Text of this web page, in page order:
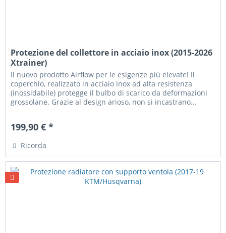
Protezione del collettore in acciaio inox (2015-2026
Xtrainer)
Il nuovo prodotto Airflow per le esigenze più elevate! Il
coperchio, realizzato in acciaio inox ad alta resistenza
(inossidabile) protegge il bulbo di scarico da deformazioni
grossolane. Grazie al design arioso, non si incastrano...
199,90 € *
Ricorda